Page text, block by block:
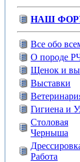
НАШ
Все обо
О породе
Щенок и вы
Выставки
Гигиена и
Столовая
Черныша
Работа